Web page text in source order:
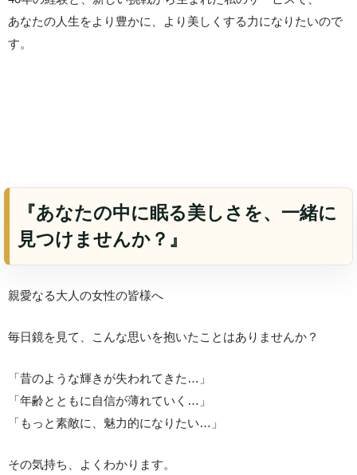
あなたの人生をより豊かに、より美しくする力になりたいので
す。
『あなたの中に眠る美しさを、一緒に
見つけませんか？』
親愛なる大人の女性の皆様へ
毎日鏡を見て、こんな思いを抱いたことはありませんか？
「昔のような輝きが失われてきた…」
「年齢とともに自信が薄れていく…」
「もっと素敵に、魅力的になりたい…」
その気持ち、よくわかります。